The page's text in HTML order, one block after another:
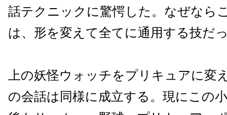
話テクニックに驚愕した。なぜなら
は、形を変えて全てに通用する技だ
上の妖怪ウォッチをプリキュアに変
の会話は同様に成立する。現にこの